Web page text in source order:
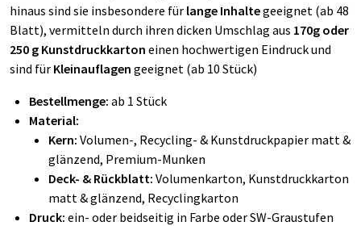
hinaus sind sie insbesondere für lange Inhaltegeeignet (ab 48
Blatt), vermitteln durch ihren dicken Umschlag aus 170g oder
250 g Kunstdruckkarton einen hochwertigen Eindruck und
sind für Kleinauflagen geeignet (ab 10 Stück)
Bestellmenge: ab 1 Stück
Material:
Kern: Volumen-, Recycling- & Kunstdruckpapier matt &
glänzend, Premium-Munken
Deck- & Rückblatt: Volumenkarton, Kunstdruckkarton
matt & glänzend, Recyclingkarton
Druck: ein- oder beidseitig in Farbe oder SW-Graustufen